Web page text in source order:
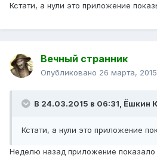
Кстати, а нули это приложение
Вечный странник
Опубликовано 26 марта, 2015
В 24.03.2015 в 06:31, Ёшкин
Кстати, а нули это приложение
Неделю назад приложение